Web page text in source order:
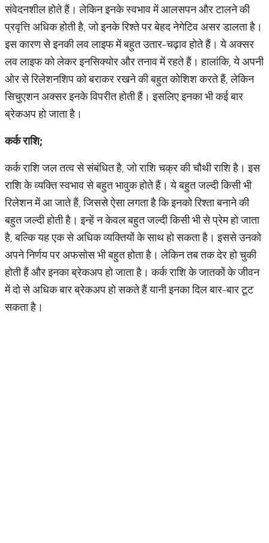
संवेदनशील होते हैं। लेकिन इनके स्वभाव में आलसपन और टालने की
प्रवृत्ति अधिक होती है, जो इनके रिश्ते पर बेहद नेगेटिव असर डालता है।
इस कारण से इनकी लव लाइफ में बहुत उतार-चढ़ाव होते हैं। ये अक्सर
लव लाइफ को लेकर इनसिक्योर और तनाव में रहते हैं। हालांकि, ये अपनी
ओर से रिलेशनशिप को बराकर रखने की बहुत कोशिश करते हैं, लेकिन
सिचुएशन अक्सर इनके विपरीत होती हैं। इसलिए इनका भी कई बार
ब्रेकअप हो जाता है।
कर्कराशि;
कर्क राशि जल तत्व से संबंधित है, जो राशि चक्र की चौथी राशि है। इस
राशि के व्यक्ति स्वभाव से बहुत भावुक होते हैं। ये बहुत जल्दी किसी भी
रिलेशन में आ जाते हैं, जिससे ऐसा लगता है कि इनको रिश्ता बनाने की
बहुत जल्दी होती है। इन्हें न केवल बहुत जल्दी किसी भी से प्रेम हो जाता
है, बल्कि यह एक से अधिक व्यक्तियों के साथ हो सकता है। इससे उनको
अपने निर्णय पर अफसोस भी बहुत होता है। लेकिन तब तक देर हो चुकी
होती हैं और इनका ब्रेकअप हो जाता है। कर्क राशि के जातकों के जीवन
में दो से अधिक बार ब्रेकअप हो सकते हैं यानी इनका दिल बार-बार टूट
सकता है।